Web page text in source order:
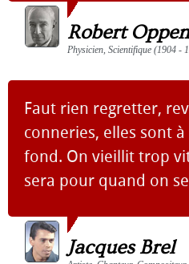
Robert
Physicien, Scientifique (1904 -
Faut rien regretter,
conneries, elles sont
fond. On vieillit trop
sera pour quand on
Jacques Brel